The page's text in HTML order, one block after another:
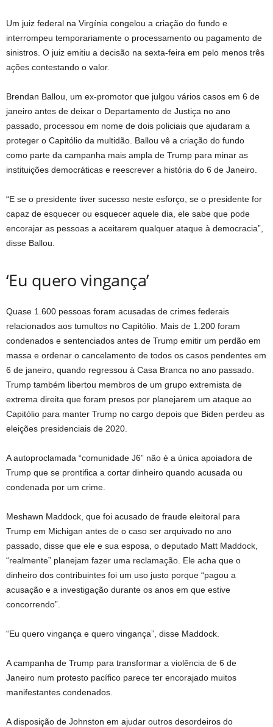
Um juiz federal na Virgínia congelou a criação do fundo e
interrompeu temporariamente o processamento ou pagamento de
sinistros. O juiz emitiu a decisão na sexta-feira em pelo menos três
ações contestando o valor.
Brendan Ballou, um ex-promotor que julgou vários casos em 6 de
janeiro antes de deixar o Departamento de Justiça no ano
passado, processou em nome de dois policiais que ajudaram a
proteger o Capitólio da multidão. Ballou vê a criação do fundo
como parte da campanha mais ampla de Trump para minar as
instituições democráticas e reescrever a história do 6 de Janeiro.
“E se o presidente tiver sucesso neste esforço, se o presidente for
capaz de esquecer ou esquecer aquele dia, ele sabe que pode
encorajar as pessoas a aceitarem qualquer ataque à democracia”,
disse Ballou.
‘Eu quero vingança’
Quase 1.600 pessoas foram acusadas de crimes federais
relacionados aos tumultos no Capitólio. Mais de 1.200 foram
condenados e sentenciados antes de Trump emitir um perdão em
massa e ordenar o cancelamento de todos os casos pendentes em
6 de janeiro, quando regressou à Casa Branca no ano passado.
Trump também libertou membros de um grupo extremista de
extrema direita que foram presos por planejarem um ataque ao
Capitólio para manter Trump no cargo depois que Biden perdeu as
eleições presidenciais de 2020.
A autoproclamada “comunidade J6” não é a única apoiadora de
Trump que se prontifica a cortar dinheiro quando acusada ou
condenada por um crime.
Meshawn Maddock, que foi acusado de fraude eleitoral para
Trump em Michigan antes de o caso ser arquivado no ano
passado, disse que ele e sua esposa, o deputado Matt Maddock,
“realmente” planejam fazer uma reclamação. Ele acha que o
dinheiro dos contribuintes foi um uso justo porque “pagou a
acusação e a investigação durante os anos em que estive
concorrendo”.
“Eu quero vingança e quero vingança”, disse Maddock.
A campanha de Trump para transformar a violência de 6 de
Janeiro num protesto pacífico parece ter encorajado muitos
manifestantes condenados.
A disposição de Johnston em ajudar outros desordeiros do